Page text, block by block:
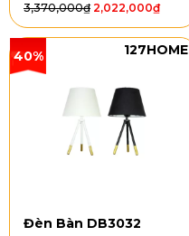
3,370,000₫ 2,022,000₫
40% 127HOME
Đèn Bàn DB3032